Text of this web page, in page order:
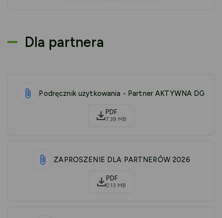
Dla partnera
Podręcznik użytkowania - Partner AKTYWNA DG
PDF
7.39 MB
ZAPROSZENIE DLA PARTNERÓW 2026
PDF
0.13 MB